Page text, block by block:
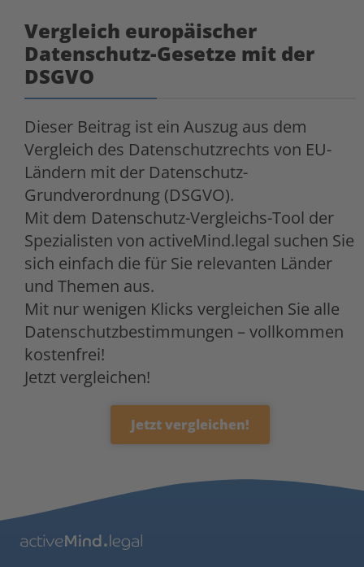
Vergleich europäischer
Datenschutz-Gesetze mit der
DSGVO
Dieser Beitrag ist ein Auszug aus dem
Vergleich des Datenschutzrechts von EU-
Ländern mit der Datenschutz-
Grundverordnung (DSGVO).
Mit dem Datenschutz-Vergleichs-Tool der
Spezialisten von activeMind.legal suchen Sie
sich einfach die für Sie relevanten Länder
und Themen aus.
Mit nur wenigen Klicks vergleichen Sie alle
Datenschutzbestimmungen – vollkommen
kostenfrei!
Jetzt vergleichen!
Jetzt vergleichen!